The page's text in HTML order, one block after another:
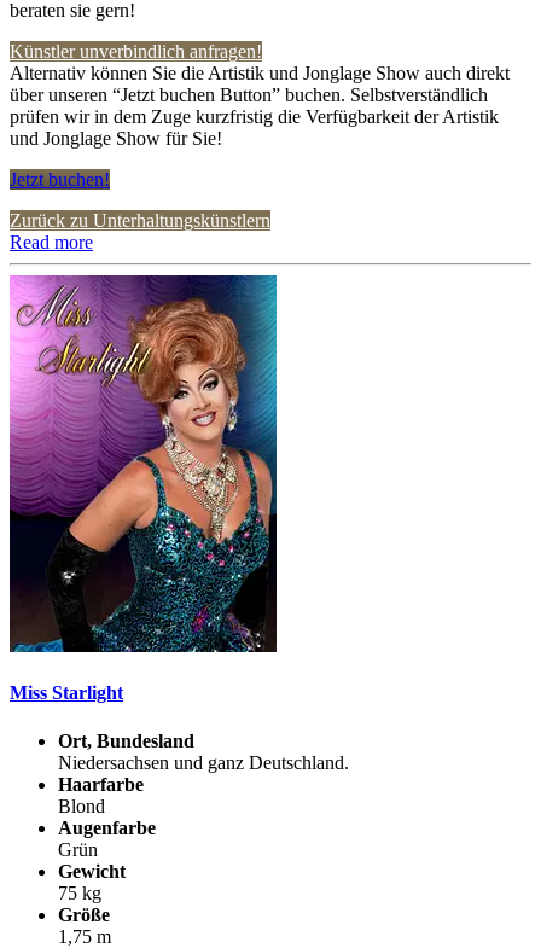
beraten sie gern!
Künstler unverbindlich anfragen!
Alternativ können Sie die Artistik und Jonglage Show auch direkt
über unseren “Jetzt buchen Button” buchen. Selbstverständlich
prüfen wir in dem Zuge kurzfristig die Verfügbarkeit der Artistik
und Jonglage Show für Sie!
Jetzt buchen!
Zurück zu Unterhaltungskünstlern
Read more
Miss Starlight
Ort, Bundesland
Niedersachsen und ganz Deutschland.
Haarfarbe
Blond
Augenfarbe
Grün
Gewicht
75 kg
Größe
1,75 m